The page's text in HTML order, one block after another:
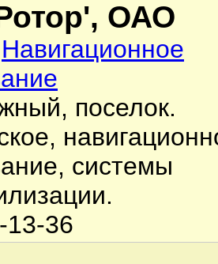
ОАО
Навигационное
поселок.
системы
13-36